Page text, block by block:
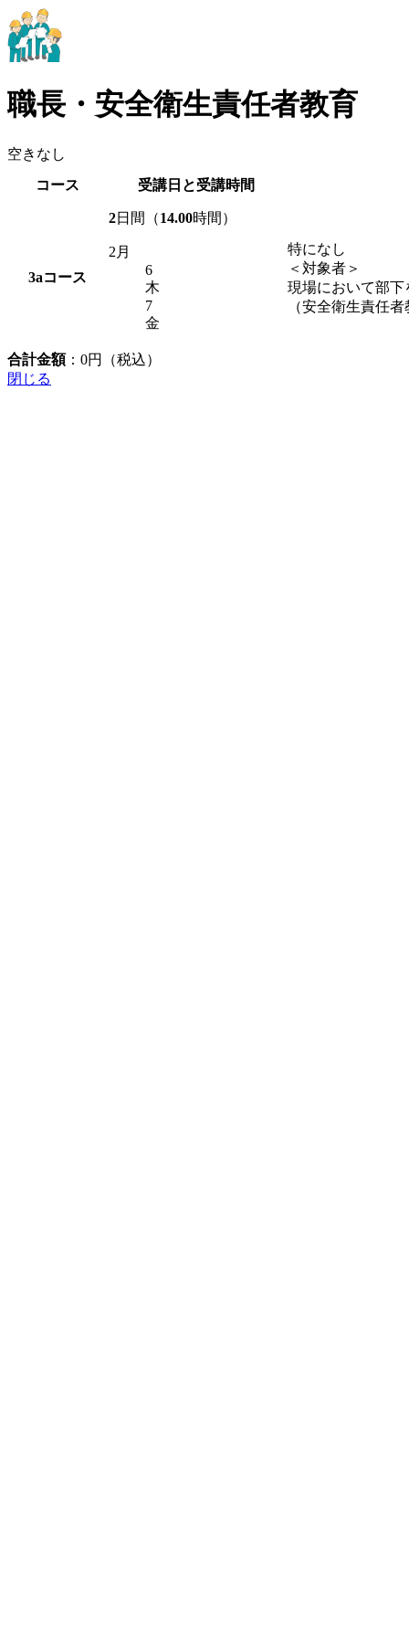
職長・安全衛生責任者教育
空きなし
コース
受講日と受講時間
3aコース
2日間（14.00時間）
2月
6
木
7
金
特になし
＜対象者＞
現場において部
（安全衛生責任
合計金額： 0円（税込）
閉じる